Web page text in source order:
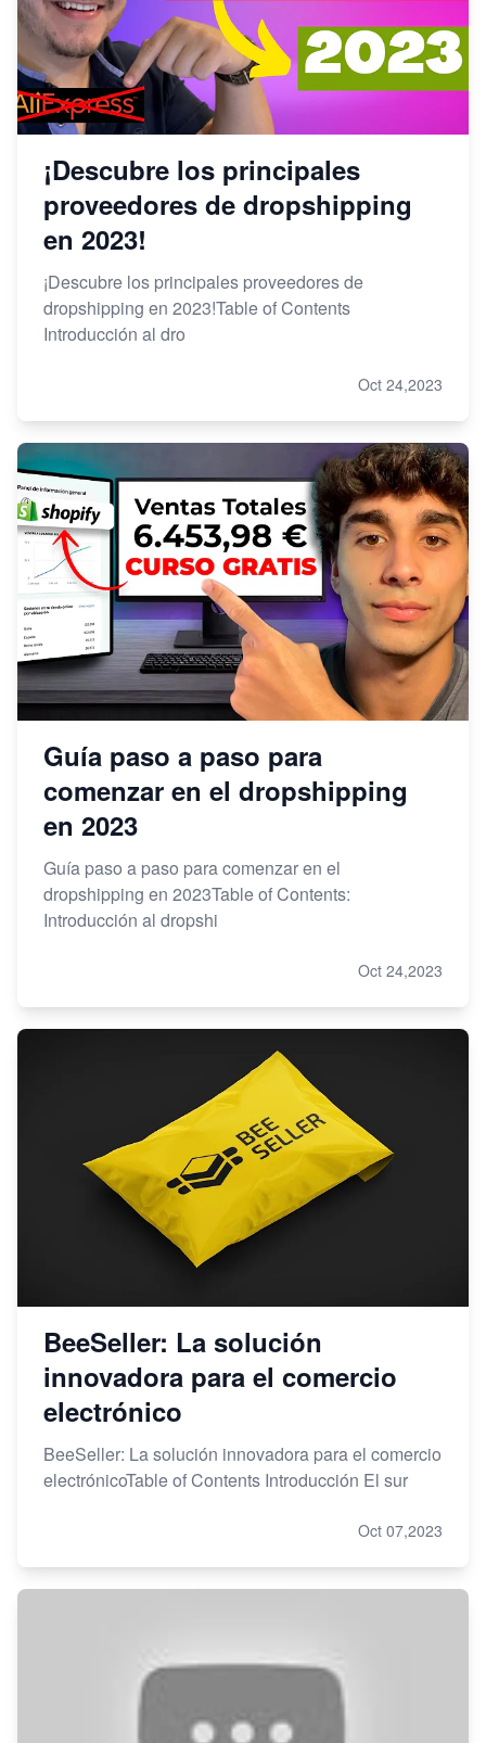
¡Descubre los principales
proveedores de dropshipping
en 2023!
¡Descubre los principales proveedores de
dropshipping en 2023!Table of Contents
Introducción al dro
Oct 24,2023
Guía paso a paso para
comenzar en el dropshipping
en 2023
Guía paso a paso para comenzar en el
dropshipping en 2023Table of Contents:
Introducción al dropshi
Oct 24,2023
BeeSeller: La solución
innovadora para el comercio
electrónico
BeeSeller: La solución innovadora para el comercio
electrónicoTable of Contents Introducción El sur
Oct 07,2023